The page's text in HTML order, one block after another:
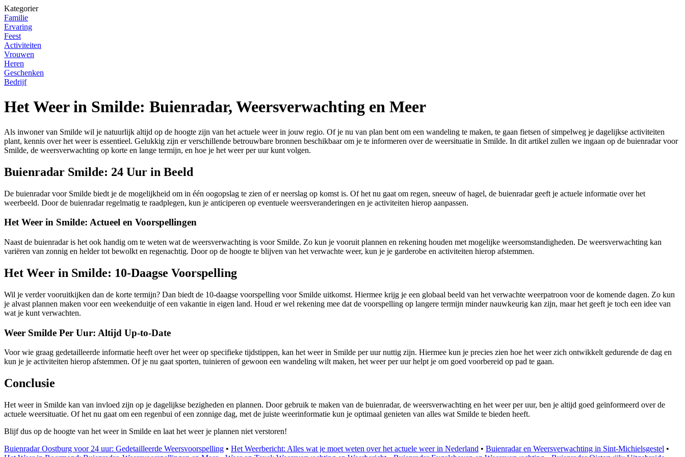
Kategorier
Familie
Ervaring
Feest
Activiteiten
Vrouwen
Heren
Geschenken
Bedrijf
Het Weer in Smilde: Buienradar, Weersverwachting en Meer
Als inwoner van Smilde wil je natuurlijk altijd op de hoogte zijn van het actuele weer in jouw regio. Of je nu van plan bent om een wandeling te maken, te gaan fietsen of simpelweg je dagelijkse activiteiten
plant, kennis over het weer is essentieel. Gelukkig zijn er verschillende betrouwbare bronnen beschikbaar om je te informeren over de weersituatie in Smilde. In dit artikel zullen we ingaan op de buienradar voor
Smilde, de weersverwachting op korte en lange termijn, en hoe je het weer per uur kunt volgen.
Buienradar Smilde: 24 Uur in Beeld
De buienradar voor Smilde biedt je de mogelijkheid om in één oogopslag te zien of er neerslag op komst is. Of het nu gaat om regen, sneeuw of hagel, de buienradar geeft je actuele informatie over het
weerbeeld. Door de buienradar regelmatig te raadplegen, kun je anticiperen op eventuele weersveranderingen en je activiteiten hierop aanpassen.
Het Weer in Smilde: Actueel en Voorspellingen
Naast de buienradar is het ook handig om te weten wat de weersverwachting is voor Smilde. Zo kun je vooruit plannen en rekening houden met mogelijke weersomstandigheden. De weersverwachting kan
variëren van zonnig en helder tot bewolkt en regenachtig. Door op de hoogte te blijven van het verwachte weer, kun je je garderobe en activiteiten hierop afstemmen.
Het Weer in Smilde: 10-Daagse Voorspelling
Wil je verder vooruitkijken dan de korte termijn? Dan biedt de 10-daagse voorspelling voor Smilde uitkomst. Hiermee krijg je een globaal beeld van het verwachte weerpatroon voor de komende dagen. Zo kun
je alvast plannen maken voor een weekenduitje of een vakantie in eigen land. Houd er wel rekening mee dat de voorspelling op langere termijn minder nauwkeurig kan zijn, maar het geeft je toch een idee van
wat je kunt verwachten.
Weer Smilde Per Uur: Altijd Up-to-Date
Voor wie graag gedetailleerde informatie heeft over het weer op specifieke tijdstippen, kan het weer in Smilde per uur nuttig zijn. Hiermee kun je precies zien hoe het weer zich ontwikkelt gedurende de dag en
kun je je activiteiten hierop afstemmen. Of je nu gaat sporten, tuinieren of gewoon een wandeling wilt maken, het weer per uur helpt je om goed voorbereid op pad te gaan.
Conclusie
Het weer in Smilde kan van invloed zijn op je dagelijkse bezigheden en plannen. Door gebruik te maken van de buienradar, de weersverwachting en het weer per uur, ben je altijd goed geïnformeerd over de
actuele weersituatie. Of het nu gaat om een regenbui of een zonnige dag, met de juiste weerinformatie kun je optimaal genieten van alles wat Smilde te bieden heeft.
Blijf dus op de hoogte van het weer in Smilde en laat het weer je plannen niet verstoren!
Buienradar Oostburg voor 24 uur: Gedetailleerde Weersvoorspelling • Het Weerbericht: Alles wat je moet weten over het actuele weer in Nederland • Buienradar en Weersverwachting in Sint-Michielsgestel •